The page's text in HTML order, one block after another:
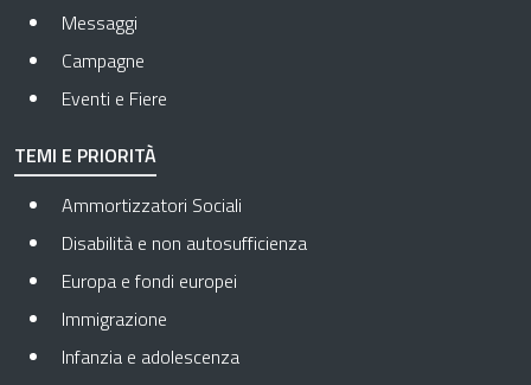
Messaggi
Campagne
Eventi e Fiere
TEMI E PRIORITÀ
Ammortizzatori Sociali
Disabilità e non autosufficienza
Europa e fondi europei
Immigrazione
Infanzia e adolescenza